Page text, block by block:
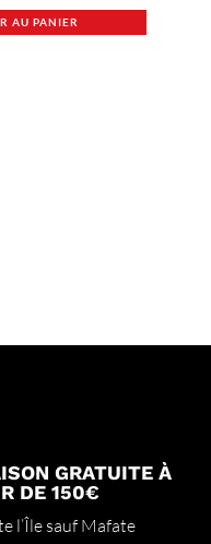
AU PANIER
GRATUITE À
DE 150€
l’Île sauf Mafate